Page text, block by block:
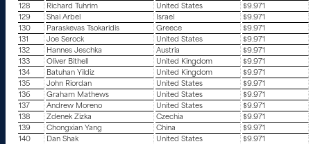
128
Richard Tuhrim United States
$9.971
129
Shai Arbel Israel
$9.971
130
Paraskevas Tsokaridis Greece
$9.971
131
Joe Serock United States
$9.971
132
Hannes Jeschka Austria
$9.971
133
Oliver Bithell United Kingdom
$9.971
134
Batuhan Yildiz United Kingdom
$9.971
135
John Riordan United States
$9.971
136
Graham Mathews United States
$9.971
137
Andrew Moreno United States
$9.971
138
Zdenek Zizka Czechia
$9.971
139
Chongxian Yang China
$9.971
140
Dan Shak United States
$9.971